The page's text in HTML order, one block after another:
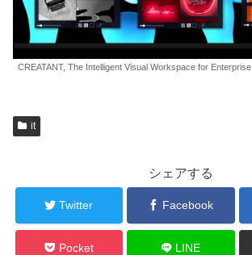
CREATANT, The Intelligent Visual Workspace for Enterprise
it
シェアする
Twitter Facebook
Pocket LINE